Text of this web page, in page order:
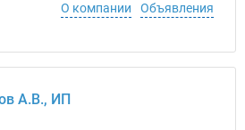
О компании
Объявления
А.В., ИП